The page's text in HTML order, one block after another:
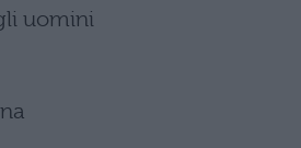
uomini